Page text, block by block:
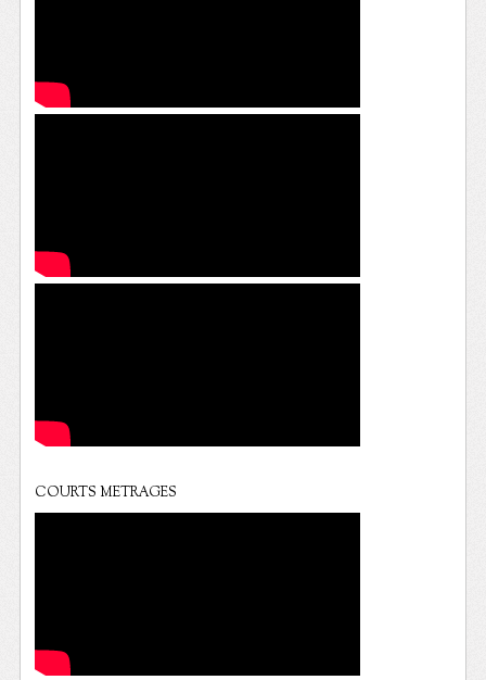
COURTS METRAGES